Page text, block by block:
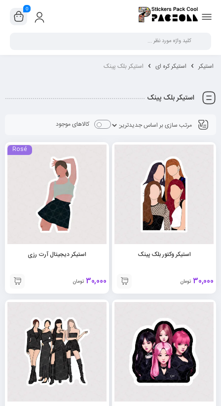
0
استیکر استیکر کره ای استیکر بلک پینک
استیکر بلک پینک
کالاهای موجود
استیکر وکتور بلک پینک
30,000 تومان
Rosé
استیکر دیجیتال آرت رزی
30,000 تومان